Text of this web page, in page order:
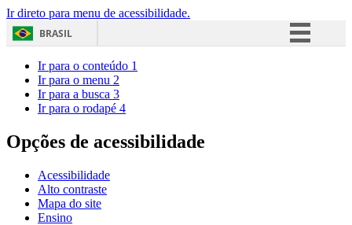
Ir direto para menu de acessibilidade.
BRASIL
Acesso à informação
Ir para o conteúdo 1
Ir para o menu 2
Ir para a busca 3
Ir para o rodapé 4
Opções de acessibilidade
Acessibilidade
Alto contraste
Mapa do site
Ensino